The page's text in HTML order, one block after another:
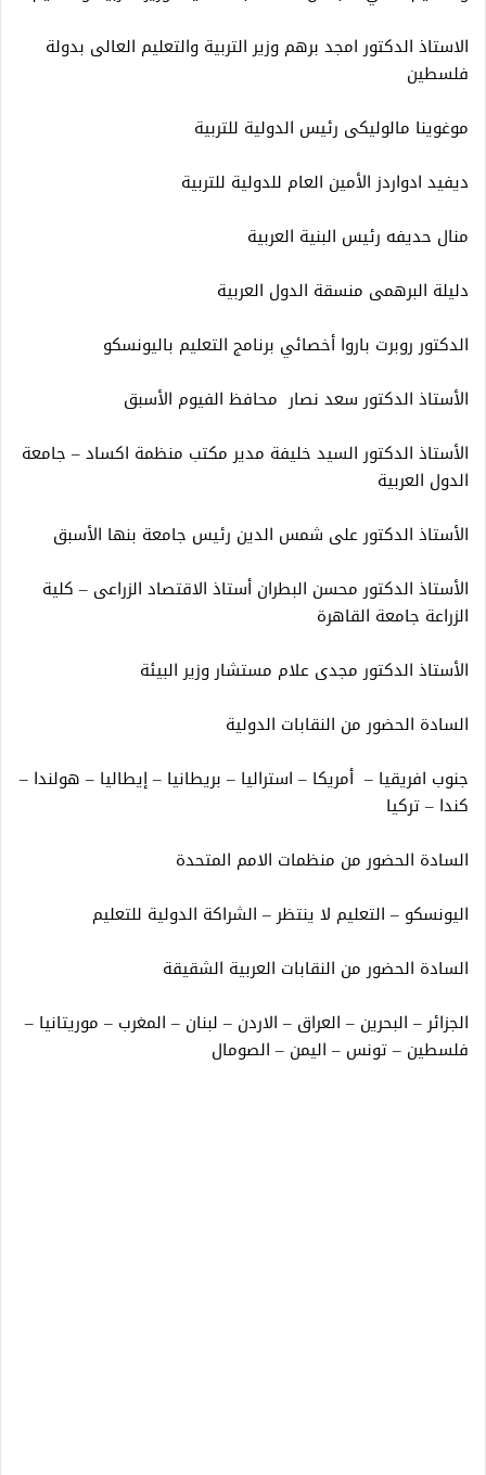
الاستاذ الدكتور امجد برهم وزير التربية والتعليم العالى بدولة
فلسطين
موغوينا مالوليكى رئيس الدولية للتربية
ديفيد ادواردز الأمين العام للدولية للتربية
منال حديفه رئيس البنية العربية
دليلة البرهمى منسقة الدول العربية
الدكتور روبرت باروا أخصائي برنامج التعليم باليونسكو
الأستاذ الدكتور سعد نصار محافظ الفيوم الأسبق
الأستاذ الدكتور السيد خليفة مدير مكتب منظمة اكساد – جامعة
الدول العربية
الأستاذ الدكتور على شمس الدين رئيس جامعة بنها الأسبق
الأستاذ الدكتور محسن البطران أستاذ الاقتصاد الزراعى – كلية
الزراعة جامعة القاهرة
الأستاذ الدكتور مجدى علام مستشار وزير البيئة
السادة الحضور من النقابات الدولية
جنوب افريقيا – أمريكا – استراليا – بريطانيا – إيطاليا – هولندا –
كندا – تركيا
السادة الحضور من منظمات الامم المتحدة
اليونسكو – التعليم لا ينتظر – الشراكة الدولية للتعليم
السادة الحضور من النقابات العربية الشقيقة
الجزائر – البحرين – العراق – الاردن – لبنان – المغرب – موريتانيا –
فلسطين – تونس – اليمن – الصومال